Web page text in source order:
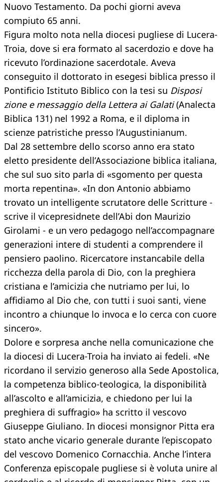
Nuovo Testamento. Da pochi giorni aveva
compiuto 65 anni.
Figura molto nota nella diocesi pugliese di Lucera-
Troia, dove si era formato al sacerdozio e dove ha
ricevuto l’ordinazione sacerdotale. Aveva
conseguito il dottorato in esegesi biblica presso il
Pontificio Istituto Biblico con la tesi su Disposi
zione e messaggio della Lettera ai Galati(Analecta
Biblica 131) nel 1992 a Roma, e il diploma in
scienze patristiche presso l’Augustinianum.
Dal 28 settembre dello scorso anno era stato
eletto presidente dell’Associazione biblica italiana,
che sul suo sito parla di «sgomento per questa
morta repentina». «In don Antonio abbiamo
trovato un intelligente scrutatore delle Scritture -
scrive il vicepresidnete dell’Abi don Maurizio
Girolami - e un vero pedagogo nell’accompagnare
generazioni intere di studenti a comprendere il
pensiero paolino. Ricercatore instancabile della
ricchezza della parola di Dio, con la preghiera
cristiana e l’amicizia che nutriamo per lui, lo
affidiamo al Dio che, con tutti i suoi santi, viene
incontro a chiunque lo invoca e lo cerca con cuore
sincero».
Dolore e sorpresa anche nella comunicazione che
la diocesi di Lucera-Troia ha inviato ai fedeli. «Ne
ricordano il servizio generoso alla Sede Apostolica,
la competenza biblico-teologica, la disponibilità
all’ascolto e all’amicizia, e chiedono per lui la
preghiera di suffragio» ha scritto il vescovo
Giuseppe Giuliano. In diocesi monsignor Pitta era
stato anche vicario generale durante l’episcopato
del vescovo Domenico Cornacchia. Anche l’intera
Conferenza episcopale pugliese si è voluta unire al